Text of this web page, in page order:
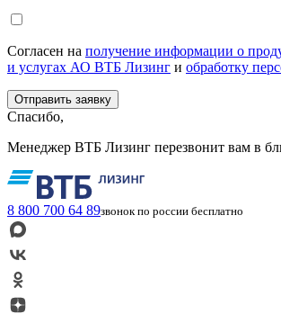
Согласен на получение информации о
и услугах АО ВТБ Лизинг и обработку
Спасибо,
Менеджер ВТБ Лизинг перезвонит вам в
8 800 700 64 89звонок по россии бесплатно